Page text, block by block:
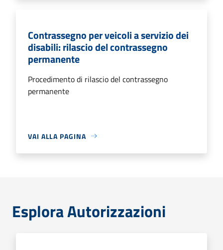
Contrassegno per veicoli a servizio dei
disabili: rilascio del contrassegno
permanente
Procedimento di rilascio del contrassegno
permanente
VAI ALLA PAGINA
Esplora Autorizzazioni